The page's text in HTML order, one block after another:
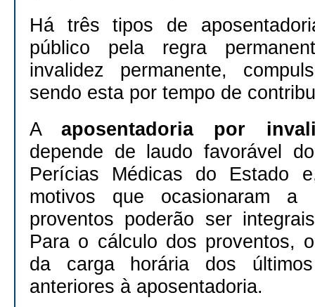
Há três tipos de
público pela regra
invalidez permanente,
sendo esta por tempo de
Aaposentadoria por
depende de laudo favorável
Perícias Médicas do Estado
motivos que ocasionaram a
proventos poderão ser
Para o cálculo dos proventos,
da carga horária dos
anteriores à aposentadoria.